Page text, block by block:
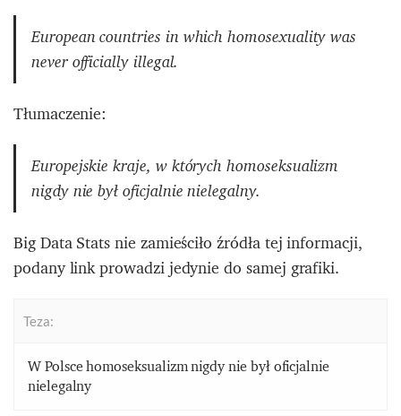
European countries in which homosexuality was
never officially illegal.
Tłumaczenie:
Europejskie kraje, w których homoseksualizm
nigdy nie był oficjalnie nielegalny.
Big Data Stats nie zamieściło źródła tej informacji,
podany link prowadzi jedynie do samej grafiki.
Teza:
W Polsce homoseksualizm nigdy nie był oficjalnie
nielegalny